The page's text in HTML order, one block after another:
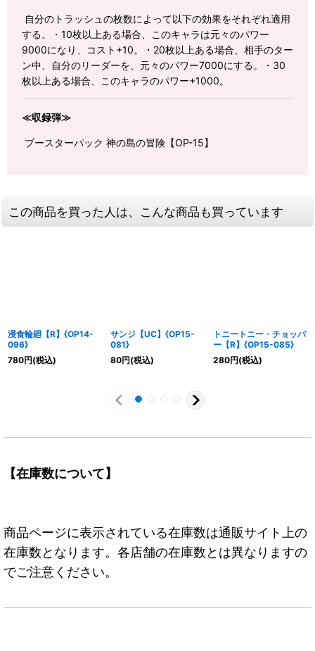
自分のトラッシュの枚数によって以下の効果をそれぞれ適用
する。・10枚以上ある場合、このキャラは元々のパワー
9000になり、コスト+10。・20枚以上ある場合、相手のター
ン中、自分のリーダーを、元々のパワー7000にする。・30
枚以上ある場合、このキャラのパワー+1000。
≪収録弾≫
ブースターパック 神の島の冒険【OP-15】
この商品を買った人は、こんな商品も買っています
浸食輪廻【R】{OP14-
096}
780円(税込)
サンジ【UC】{OP15-
081}
80円(税込)
トニートニー・チョッパ
ー【R】{OP15-085}
280円(税込)
【在庫数について】
商品ページに表示されている在庫数は通販サイト上の
在庫数となります。各店舗の在庫数とは異なりますの
でご注意ください。